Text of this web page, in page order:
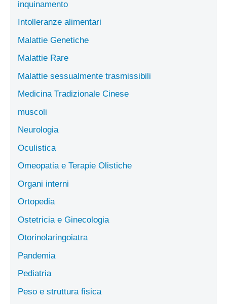
inquinamento
Intolleranze alimentari
Malattie Genetiche
Malattie Rare
Malattie sessualmente trasmissibili
Medicina Tradizionale Cinese
muscoli
Neurologia
Oculistica
Omeopatia e Terapie Olistiche
Organi interni
Ortopedia
Ostetricia e Ginecologia
Otorinolaringoiatra
Pandemia
Pediatria
Peso e struttura fisica